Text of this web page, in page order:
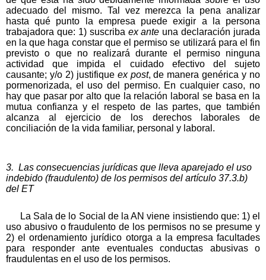
adecuado del mismo. Tal vez merezca la pena analizar
hasta qué punto la empresa puede exigir a la persona
trabajadora que: 1) suscriba ex ante una declaración jurada
en la que haga constar que el permiso se utilizará para el fin
previsto o que no realizará durante el permiso ninguna
actividad que impida el cuidado efectivo del sujeto
causante; y/o 2) justifique ex post, de manera genérica y no
pormenorizada, el uso del permiso. En cualquier caso, no
hay que pasar por alto que la relación laboral se basa en la
mutua confianza y el respeto de las partes, que también
alcanza al ejercicio de los derechos laborales de
conciliación de la vida familiar, personal y laboral.
3. Las consecuencias jurídicas que lleva aparejado el uso
indebido (fraudulento) de los permisos del artículo 37.3.b)
del ET
La Sala de lo Social de la AN viene insistiendo que: 1) el
uso abusivo o fraudulento de los permisos no se presume y
2) el ordenamiento jurídico otorga a la empresa facultades
para responder ante eventuales conductas abusivas o
fraudulentas en el uso de los permisos.